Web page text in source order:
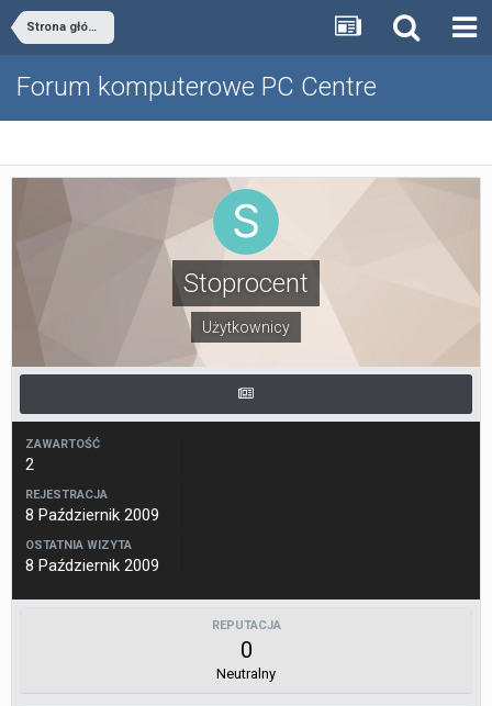
Strona główna
Forum komputerowe PC Centre
Stoprocent
Użytkownicy
ZAWARTOŚĆ
2
REJESTRACJA
8 Październik 2009
OSTATNIA WIZYTA
8 Październik 2009
REPUTACJA
0
Neutralny